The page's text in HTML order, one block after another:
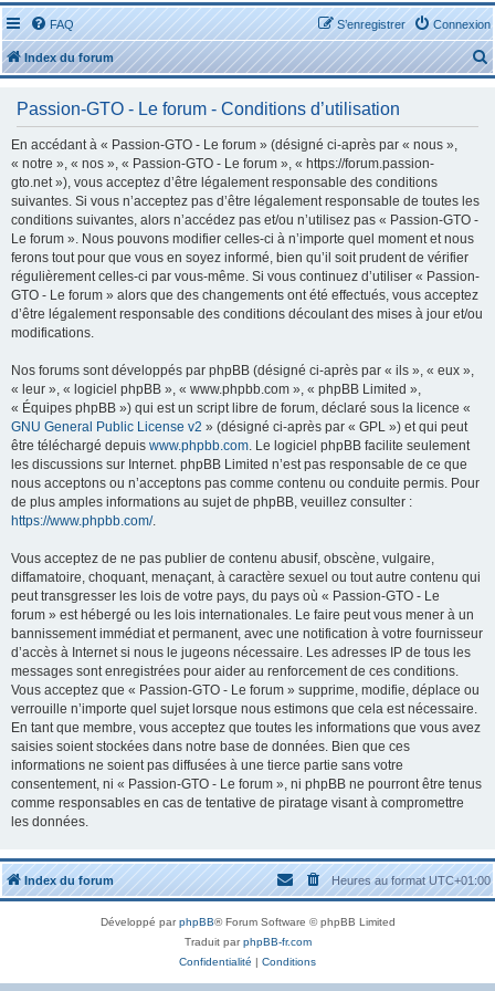
FAQ Connexion
S’enregistrer
Index du forum
e
Passion-GTO - Le forum - Conditions d’utilisation
En accédant à « Passion-GTO - Le forum » (désigné ci-après par « nous »,
« notre », « nos », « Passion-GTO - Le forum », « https://forum.passion-
gto.net »), vous acceptez d’être légalement responsable des conditions
suivantes. Si vous n’acceptez pas d’être légalement responsable de toutes les
conditions suivantes, alors n’accédez pas et/ou n’utilisez pas « Passion-GTO -
Le forum ». Nous pouvons modifier celles-ci à n’importe quel moment et nous
ferons tout pour que vous en soyez informé, bien qu’il soit prudent de vérifier
régulièrement celles-ci par vous-même. Si vous continuez d’utiliser « Passion-
GTO - Le forum » alors que des changements ont été effectués, vous acceptez
d’être légalement responsable des conditions découlant des mises à jour et/ou
modifications.
Nos forums sont développés par phpBB (désigné ci-après par « ils », « eux »,
« leur », « logiciel phpBB », « www.phpbb.com », « phpBB Limited »,
« Équipes phpBB ») qui est un script libre de forum, déclaré sous la licence «
GNU General Public License v2 » (désigné ci-après par « GPL ») et qui peut
être téléchargé depuis www.phpbb.com. Le logiciel phpBB facilite seulement
les discussions sur Internet. phpBB Limited n’est pas responsable de ce que
nous acceptons ou n’acceptons pas comme contenu ou conduite permis. Pour
de plus amples informations au sujet de phpBB, veuillez consulter :
https://www.phpbb.com/.
Vous acceptez de ne pas publier de contenu abusif, obscène, vulgaire,
diffamatoire, choquant, menaçant, à caractère sexuel ou tout autre contenu qui
peut transgresser les lois de votre pays, du pays où « Passion-GTO - Le
forum » est hébergé ou les lois internationales. Le faire peut vous mener à un
bannissement immédiat et permanent, avec une notification à votre fournisseur
d’accès à Internet si nous le jugeons nécessaire. Les adresses IP de tous les
messages sont enregistrées pour aider au renforcement de ces conditions.
Vous acceptez que « Passion-GTO - Le forum » supprime, modifie, déplace ou
verrouille n’importe quel sujet lorsque nous estimons que cela est nécessaire.
En tant que membre, vous acceptez que toutes les informations que vous avez
saisies soient stockées dans notre base de données. Bien que ces
informations ne soient pas diffusées à une tierce partie sans votre
consentement, ni « Passion-GTO - Le forum », ni phpBB ne pourront être tenus
comme responsables en cas de tentative de piratage visant à compromettre
les données.
Index du forum Heures au formatUTC+01:00
Développé parphpBB® Forum Software © phpBB Limited
Traduit parphpBB-fr.com
Confidentialité | Conditions